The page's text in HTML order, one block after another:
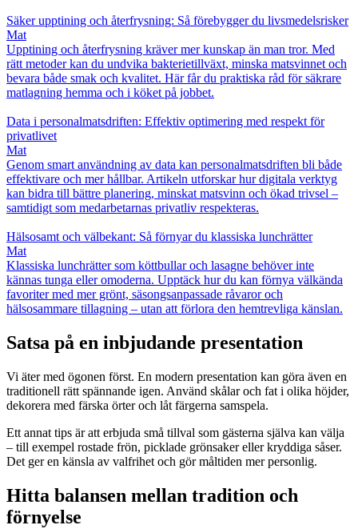
Säker upptining och återfrysning: Så förebygger du livsmedelsrisker
Mat
Upptining och återfrysning kräver mer kunskap än man tror. Med
rätt metoder kan du undvika bakterietillväxt, minska matsvinnet och
bevara både smak och kvalitet. Här får du praktiska råd för säkrare
matlagning hemma och i köket på jobbet.
Data i personalmatsdriften: Effektiv optimering med respekt för
privatlivet
Mat
Genom smart användning av data kan personalmatsdriften bli både
effektivare och mer hållbar. Artikeln utforskar hur digitala verktyg
kan bidra till bättre planering, minskat matsvinn och ökad trivsel –
samtidigt som medarbetarnas privatliv respekteras.
Hälsosamt och välbekant: Så förnyar du klassiska lunchrätter
Mat
Klassiska lunchrätter som köttbullar och lasagne behöver inte
kännas tunga eller omoderna. Upptäck hur du kan förnya välkända
favoriter med mer grönt, säsongsanpassade råvaror och
hälsosammare tillagning – utan att förlora den hemtrevliga känslan.
Satsa på en inbjudande presentation
Vi äter med ögonen först. En modern presentation kan göra även en
traditionell rätt spännande igen. Använd skålar och fat i olika höjder,
dekorera med färska örter och låt färgerna samspela.
Ett annat tips är att erbjuda små tillval som gästerna själva kan välja
– till exempel rostade frön, picklade grönsaker eller kryddiga såser.
Det ger en känsla av valfrihet och gör måltiden mer personlig.
Hitta balansen mellan tradition och
förnyelse